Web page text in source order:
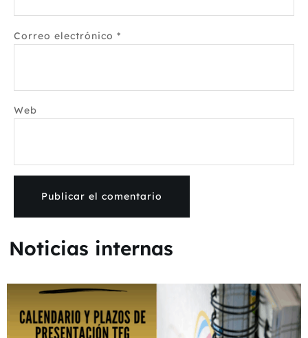
Correo electrónico *
Web
Noticias internas